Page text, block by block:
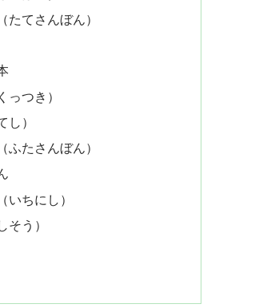
たてさんぼん）
っつき）
し）
ふたさんぼん）
いちにし）
そう）